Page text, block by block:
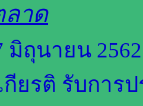
ลาด
มิถุนายน
กียรติ รับกา